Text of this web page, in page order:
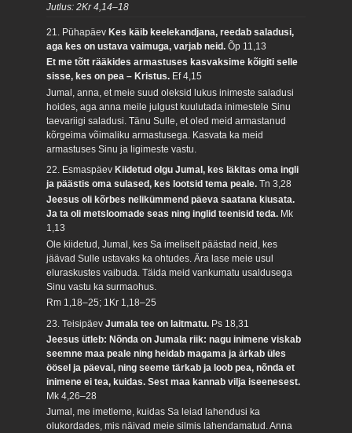
Jutlus: 2Kr 4,14–18
21. PühapäevKes käib keelekandjana, reedab saladusi,
aga kes on ustava vaimuga, varjab neid.Õp 11,13
Et me tõtt rääkides armastuses kasvaksime kõigiti selle
sisse, kes on pea – Kristus. Ef 4,15
Jumal, anna, et meie suud oleksid lukus inimeste saladusi
hoides, aga anna meile julgust kuulutada inimestele Sinu
taevariigi saladusi. Tänu Sulle, et oled meid armastanud
kõrgeima võimaliku armastusega. Kasvata ka meid
armastuses Sinu ja ligimeste vastu.
22. Esmaspäev Kiidetud olgu Jumal, kes läkitas oma ingli
ja päästis oma sulased, kes lootsid tema peale.Tn 3,28
Jeesus oli kõrbes nelikümmend päeva saatana kiusata.
Ja ta oli metsloomade seas ning inglid teenisid teda. Mk
1,13
Ole kiidetud, Jumal, kes Sa imeliselt päästad neid, kes
jäävad Sulle ustavaks ka ohtudes. Ära lase meie usul
eluraskustes vaibuda. Täida meid vankumatu usaldusega
Sinu vastu ka surmaohus.
Rm 1,18–25; 1Kr 1,18–25
23. TeisipäevJumala tee on laitmatu. Ps 18,31
Jeesus ütleb: Nõnda on Jumala riik: nagu inimene viskab
seemne maa peale ning heidab magama ja ärkab üles
öösel ja päeval, ning seeme tärkab ja loob pea, nõnda et
inimene ei tea, kuidas. Sest maa kannab vilja iseenesest.
Mk 4,26–28
Jumal, me imetleme, kuidas Sa leiad lahendusi ka
olukordades, mis näivad meie silmis lahendamatud. Anna